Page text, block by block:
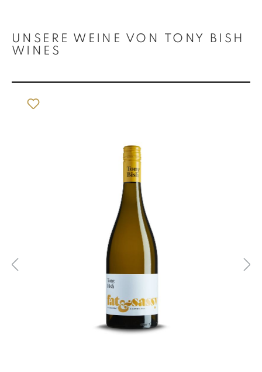
UNSERE WEINE VON TONY BISH
WINES